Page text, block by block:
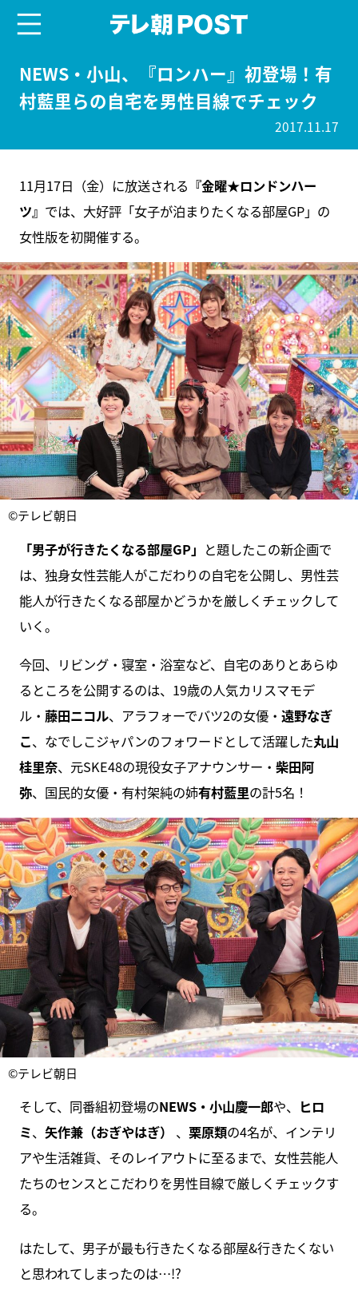
NEWS・小山、『ロンハー』初登場！有
村藍里らの自宅を男性目線でチェック
2017.11.17
11月17日（金）に放送される 『金曜★ロンドンハー
ツ』 では、大好評「女子が泊まりたくなる部屋GP」の
女性版を初開催する。
©テレビ朝日
「男子が行きたくなる部屋GP」 と題したこの新企画で
は、独身女性芸能人がこだわりの自宅を公開し、男性芸
能人が行きたくなる部屋かどうかを厳しくチェックして
いく。
今回、リビング・寝室・浴室など、自宅のありとあらゆ
るところを公開するのは、19歳の人気カリスマモデ
ル・ 藤田ニコル、アラフォーでバツ2の女優・ 遠野なぎ
こ、なでしこジャパンのフォワードとして活躍した丸山
桂里奈、元SKE48の現役女子アナウンサー・ 柴田阿
弥、国民的女優・有村架純の姉有村藍里の計5名！
©テレビ朝日
そして、同番組初登場のNEWS・小山慶一郎や、 ヒロ
ミ、 矢作兼（おぎやはぎ） 、 栗原類の4名が、インテリ
アや生活雑貨、そのレイアウトに至るまで、女性芸能人
たちのセンスとこだわりを男性目線で厳しくチェックす
る。
はたして、男子が最も行きたくなる部屋&行きたくない
と思われてしまったのは…!?